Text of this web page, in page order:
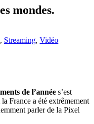
mondes.
, Streaming, Vidéo
de l’année s’est
France a été extrêmement
parler de la Pixel